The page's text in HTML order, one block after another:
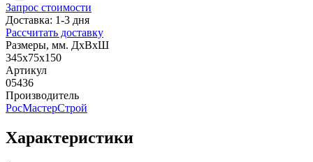
Запрос стоимости
Доставка: 1-3 дня
Рассчитать доставку
Размеры, мм. ДхВхШ
345х75х150
Артикул
05436
Производитель
РосМастерСтрой
Характеристики